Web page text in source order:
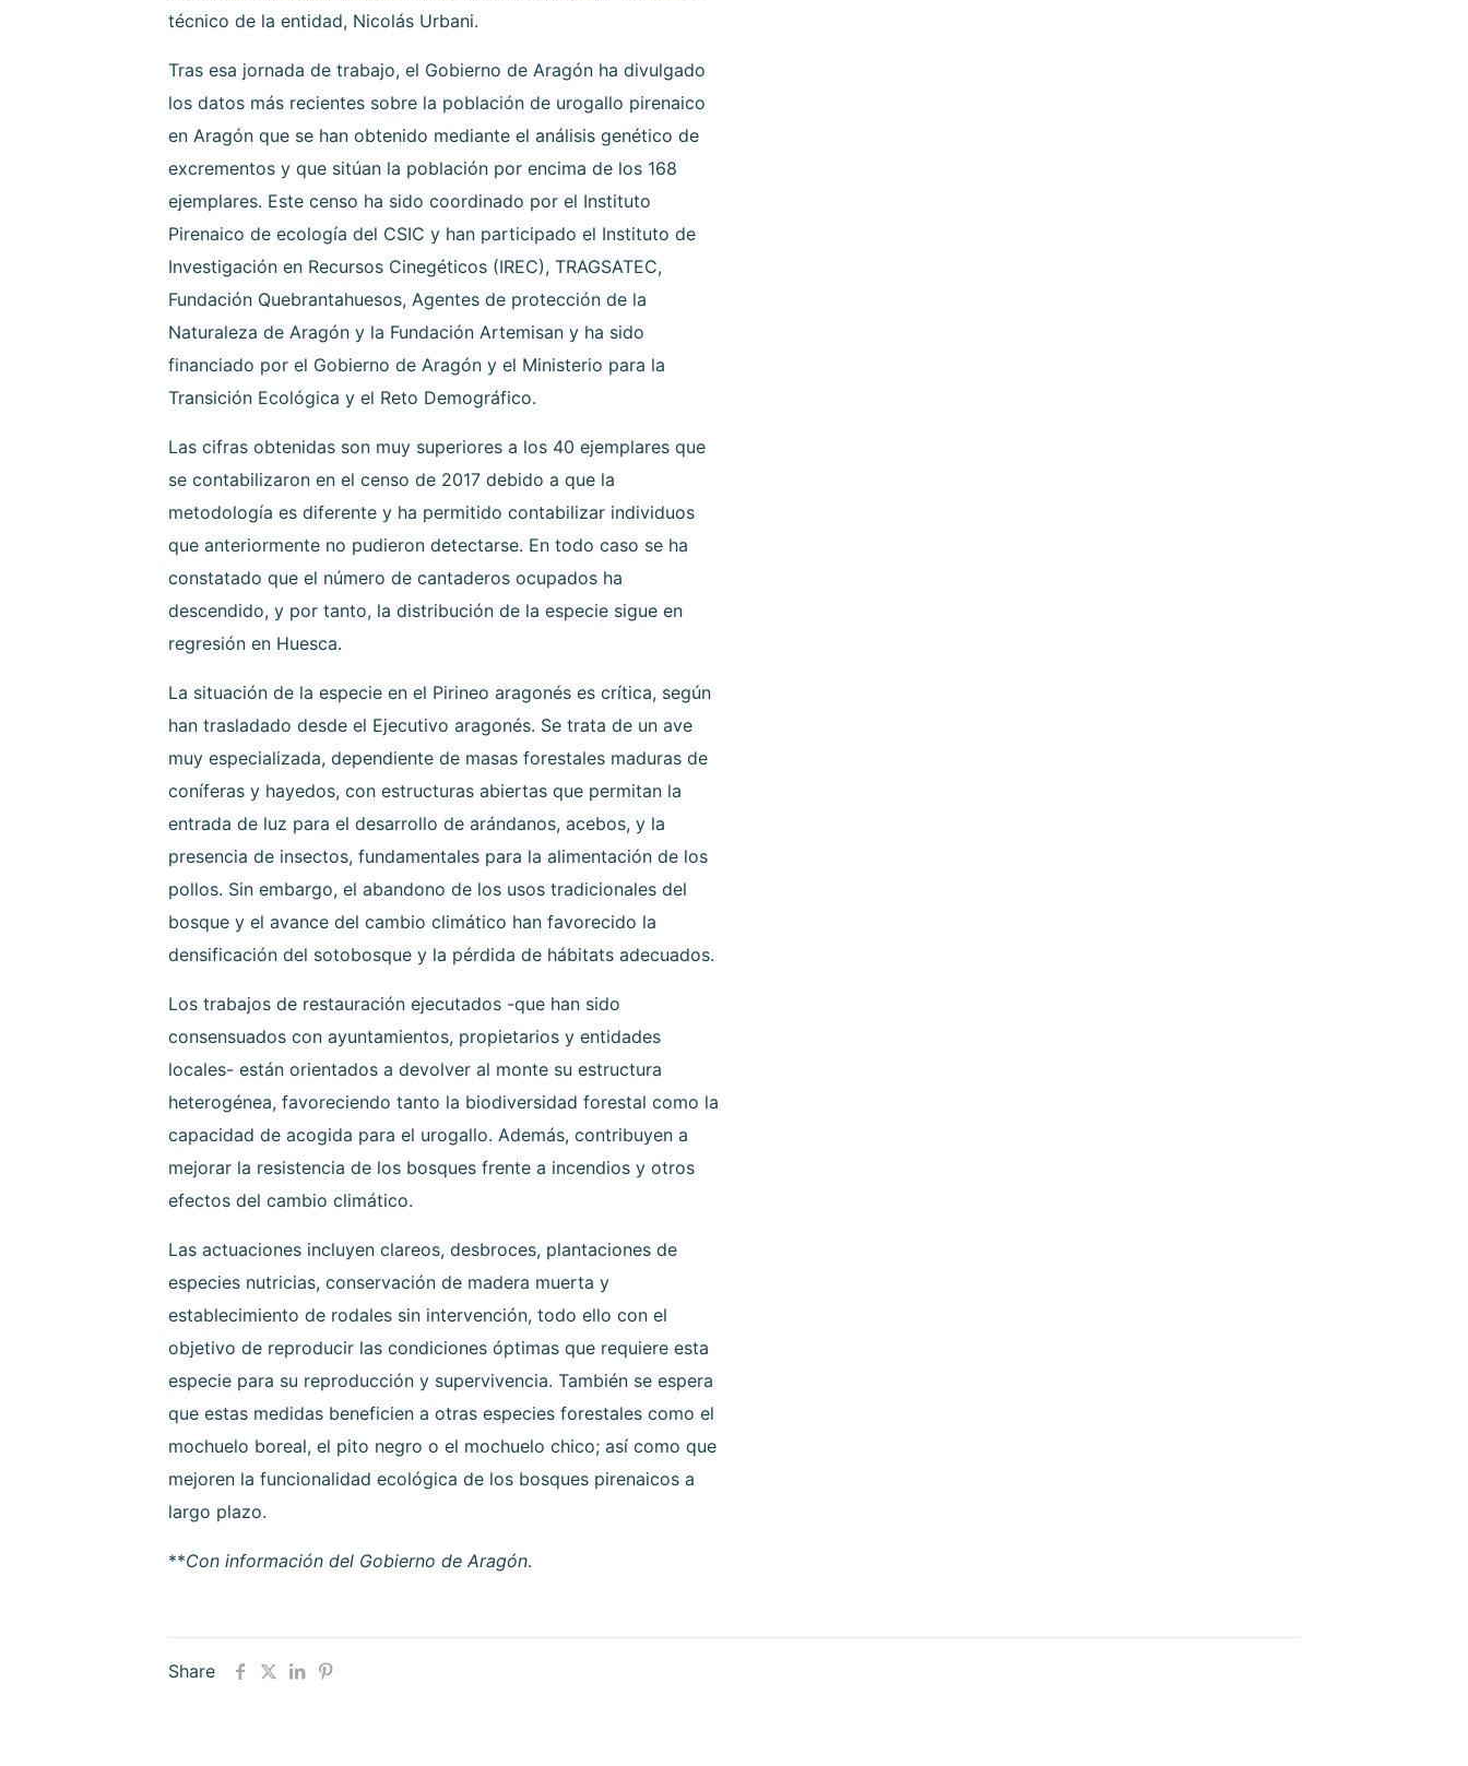
técnico de la entidad, Nicolás Urbani.
Tras esa jornada de trabajo, el Gobierno de Aragón ha divulgado
los datos más recientes sobre la población de urogallo pirenaico
en Aragón que se han obtenido mediante el análisis genético de
excrementos y que sitúan la población por encima de los 168
ejemplares. Este censo ha sido coordinado por el Instituto
Pirenaico de ecología del CSIC y han participado el Instituto de
Investigación en Recursos Cinegéticos (IREC), TRAGSATEC,
Fundación Quebrantahuesos, Agentes de protección de la
Naturaleza de Aragón y la Fundación Artemisan y ha sido
financiado por el Gobierno de Aragón y el Ministerio para la
Transición Ecológica y el Reto Demográfico.
Las cifras obtenidas son muy superiores a los 40 ejemplares que
se contabilizaron en el censo de 2017 debido a que la
metodología es diferente y ha permitido contabilizar individuos
que anteriormente no pudieron detectarse. En todo caso se ha
constatado que el número de cantaderos ocupados ha
descendido, y por tanto, la distribución de la especie sigue en
regresión en Huesca.
La situación de la especie en el Pirineo aragonés es crítica, según
han trasladado desde el Ejecutivo aragonés. Se trata de un ave
muy especializada, dependiente de masas forestales maduras de
coníferas y hayedos, con estructuras abiertas que permitan la
entrada de luz para el desarrollo de arándanos, acebos, y la
presencia de insectos, fundamentales para la alimentación de los
pollos. Sin embargo, el abandono de los usos tradicionales del
bosque y el avance del cambio climático han favorecido la
densificación del sotobosque y la pérdida de hábitats adecuados.
Los trabajos de restauración ejecutados -que han sido
consensuados con ayuntamientos, propietarios y entidades
locales- están orientados a devolver al monte su estructura
heterogénea, favoreciendo tanto la biodiversidad forestal como la
capacidad de acogida para el urogallo. Además, contribuyen a
mejorar la resistencia de los bosques frente a incendios y otros
efectos del cambio climático.
Las actuaciones incluyen clareos, desbroces, plantaciones de
especies nutricias, conservación de madera muerta y
establecimiento de rodales sin intervención, todo ello con el
objetivo de reproducir las condiciones óptimas que requiere esta
especie para su reproducción y supervivencia. También se espera
que estas medidas beneficien a otras especies forestales como el
mochuelo boreal, el pito negro o el mochuelo chico; así como que
mejoren la funcionalidad ecológica de los bosques pirenaicos a
largo plazo.
**Con información del Gobierno de Aragón.
Share